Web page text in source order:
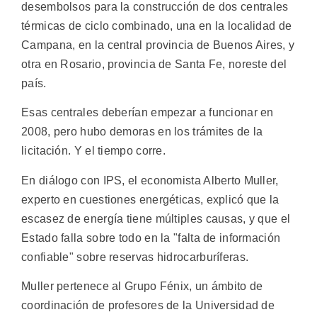
desembolsos para la construcción de dos centrales
térmicas de ciclo combinado, una en la localidad de
Campana, en la central provincia de Buenos Aires, y
otra en Rosario, provincia de Santa Fe, noreste del
país.
Esas centrales deberían empezar a funcionar en
2008, pero hubo demoras en los trámites de la
licitación. Y el tiempo corre.
En diálogo con IPS, el economista Alberto Muller,
experto en cuestiones energéticas, explicó que la
escasez de energía tiene múltiples causas, y que el
Estado falla sobre todo en la "falta de información
confiable" sobre reservas hidrocarburíferas.
Muller pertenece al Grupo Fénix, un ámbito de
coordinación de profesores de la Universidad de